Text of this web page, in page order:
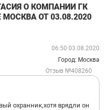
О КОМПАНИИ ГК
ОТ 03.08.2020
06:50 03.08.2020
Город: Москва
Отзыв №408260
охранник,хотя врядли он